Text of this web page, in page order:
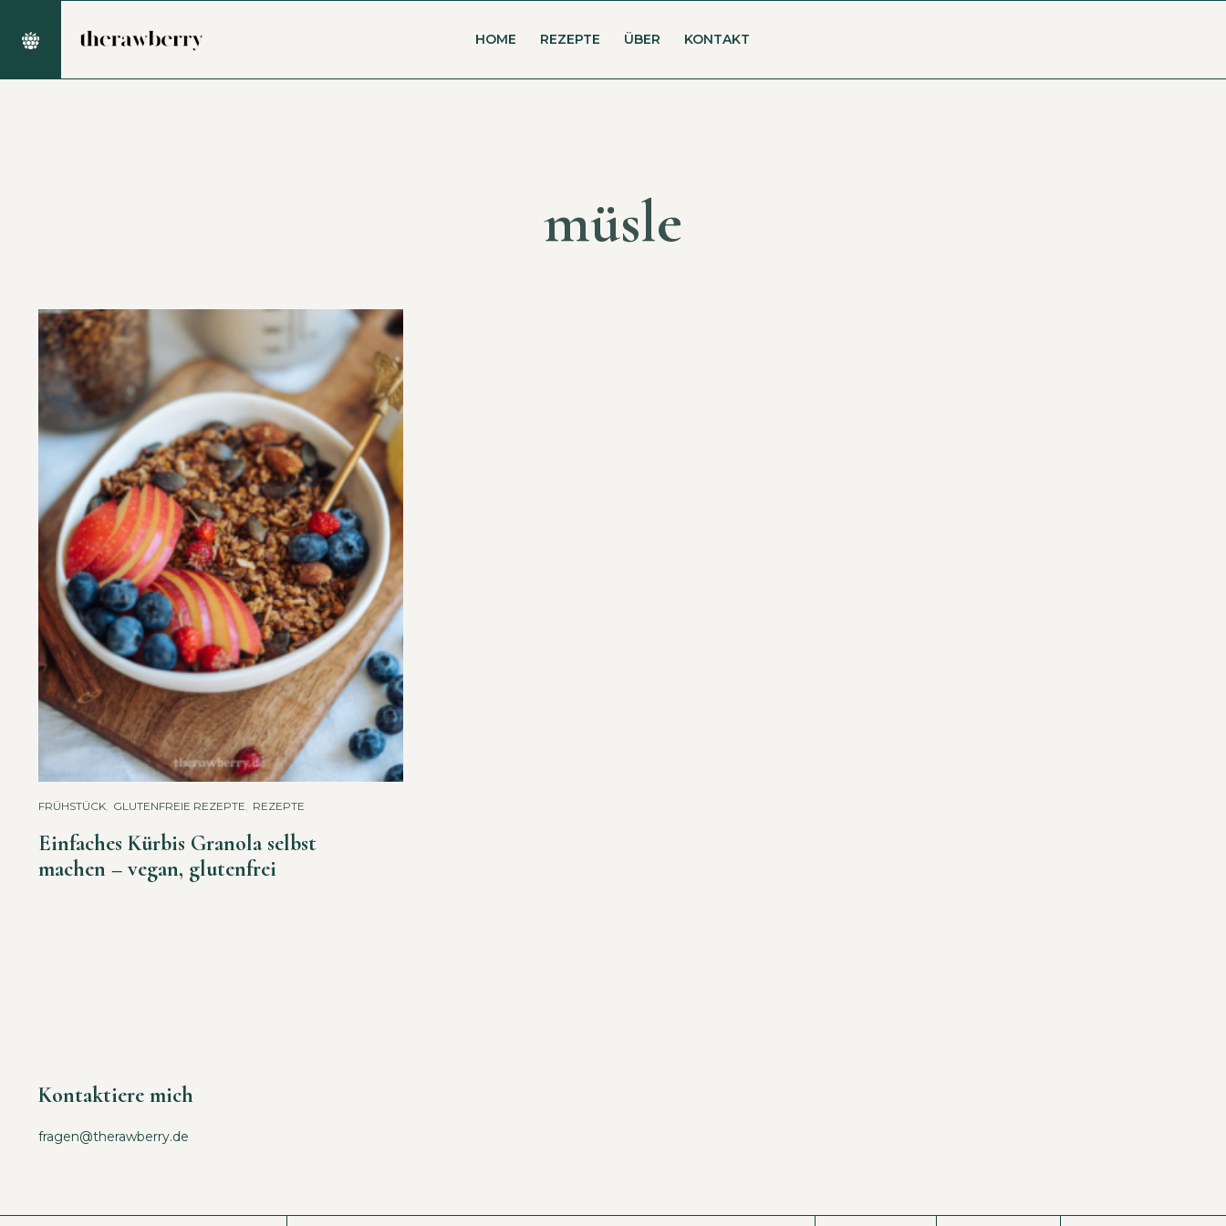
HOME REZEPTE ÜBER KONTAKT
müsle
FRÜHSTÜCK, GLUTENFREIE REZEPTE, REZEPTE
Einfaches Kürbis Granola selbst
machen – vegan, glutenfrei
Kontaktiere mich
fragen@therawberry.de